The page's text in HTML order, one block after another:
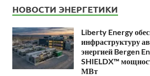
НОВОСТИ ЭНЕРГЕТИКИ
Liberty Energy
инфраструктуру
энергией Bergen
SHIELDX™
МВт